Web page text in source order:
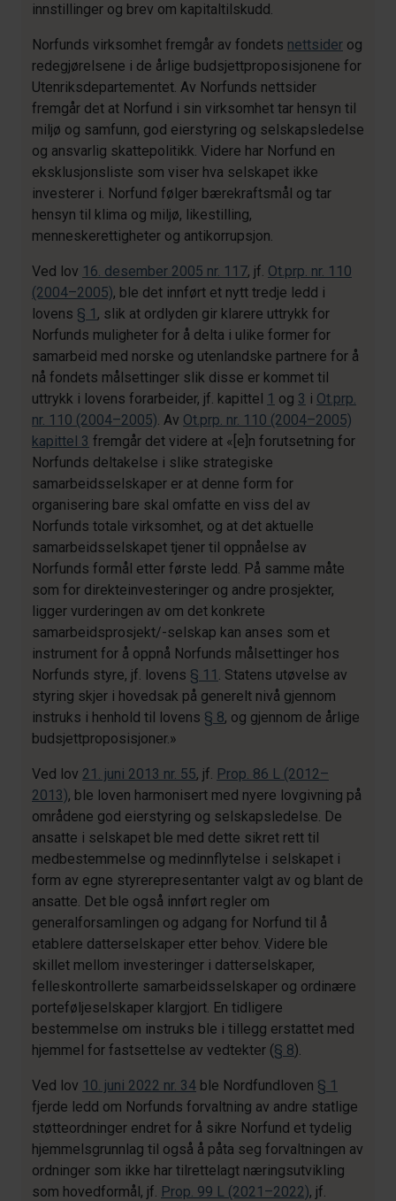
innstillinger og brev om kapitaltilskudd.
Norfunds virksomhet fremgår av fondets nettsider og
redegjørelsene i de årlige budsjettproposisjonene for
Utenriksdepartementet. Av Norfunds nettsider
fremgår det at Norfund i sin virksomhet tar hensyn til
miljø og samfunn, god eierstyring og selskapsledelse
og ansvarlig skattepolitikk. Videre har Norfund en
eksklusjonsliste som viser hva selskapet ikke
investerer i. Norfund følger bærekraftsmål og tar
hensyn til klima og miljø, likestilling,
menneskerettigheter og antikorrupsjon.
Ved lov 16. desember 2005 nr. 117, jf. Ot.prp. nr. 110
(2004–2005), ble det innført et nytt tredje ledd i
lovens § 1 , slik at ordlyden gir klarere uttrykk for
Norfunds muligheter for å delta i ulike former for
samarbeid med norske og utenlandske partnere for å
nå fondets målsettinger slik disse er kommet til
uttrykk i lovens forarbeider, jf. kapittel 1 og 3 i Ot.prp.
nr. 110 (2004–2005). Av Ot.prp. nr. 110 (2004–2005)
kapittel 3 fremgår det videre at «[e]n forutsetning for
Norfunds deltakelse i slike strategiske
samarbeidsselskaper er at denne form for
organisering bare skal omfatte en viss del av
Norfunds totale virksomhet, og at det aktuelle
samarbeidsselskapet tjener til oppnåelse av
Norfunds formål etter første ledd. På samme måte
som for direkteinvesteringer og andre prosjekter,
ligger vurderingen av om det konkrete
samarbeidsprosjekt/-selskap kan anses som et
instrument for å oppnå Norfunds målsettinger hos
Norfunds styre, jf. lovens § 11 . Statens utøvelse av
styring skjer i hovedsak på generelt nivå gjennom
instruks i henhold til lovens § 8, og gjennom de årlige
budsjettproposisjoner.»
Ved lov 21. juni 2013 nr. 55, jf. Prop. 86 L (2012–
2013), ble loven harmonisert med nyere lovgivning på
områdene god eierstyring og selskapsledelse. De
ansatte i selskapet ble med dette sikret rett til
medbestemmelse og medinnflytelse i selskapet i
form av egne styrerepresentanter valgt av og blant de
ansatte. Det ble også innført regler om
generalforsamlingen og adgang for Norfund til å
etablere datterselskaper etter behov. Videre ble
skillet mellom investeringer i datterselskaper,
felleskontrollerte samarbeidsselskaper og ordinære
porteføljeselskaper klargjort. En tidligere
bestemmelse om instruks ble i tillegg erstattet med
hjemmel for fastsettelse av vedtekter (§ 8).
Ved lov 10. juni 2022 nr. 34 ble Nordfundloven § 1
fjerde ledd om Norfunds forvaltning av andre statlige
støtteordninger endret for å sikre Norfund et tydelig
hjemmelsgrunnlag til også å påta seg forvaltningen av
ordninger som ikke har tilrettelagt næringsutvikling
som hovedformål, jf. Prop. 99 L (2021–2022), jf.